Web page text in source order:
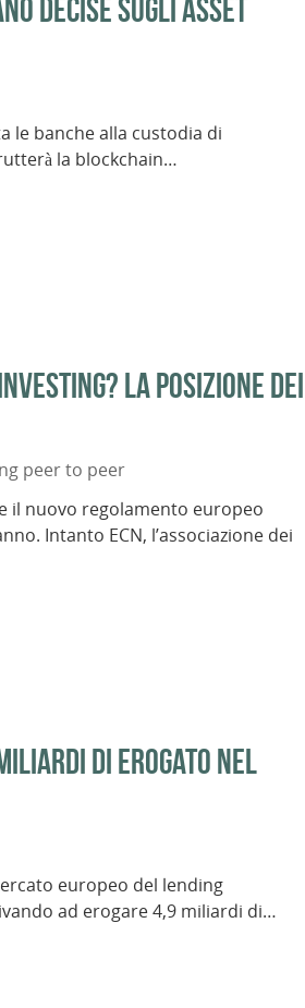
decise sugli asset
le banche alla custodia di
la blockchain…
La posizione dei
peer to peer
il nuovo regolamento europeo
Intanto ECN, l’associazione dei
di erogato nel
europeo del lending
ad erogare 4,9 miliardi di…